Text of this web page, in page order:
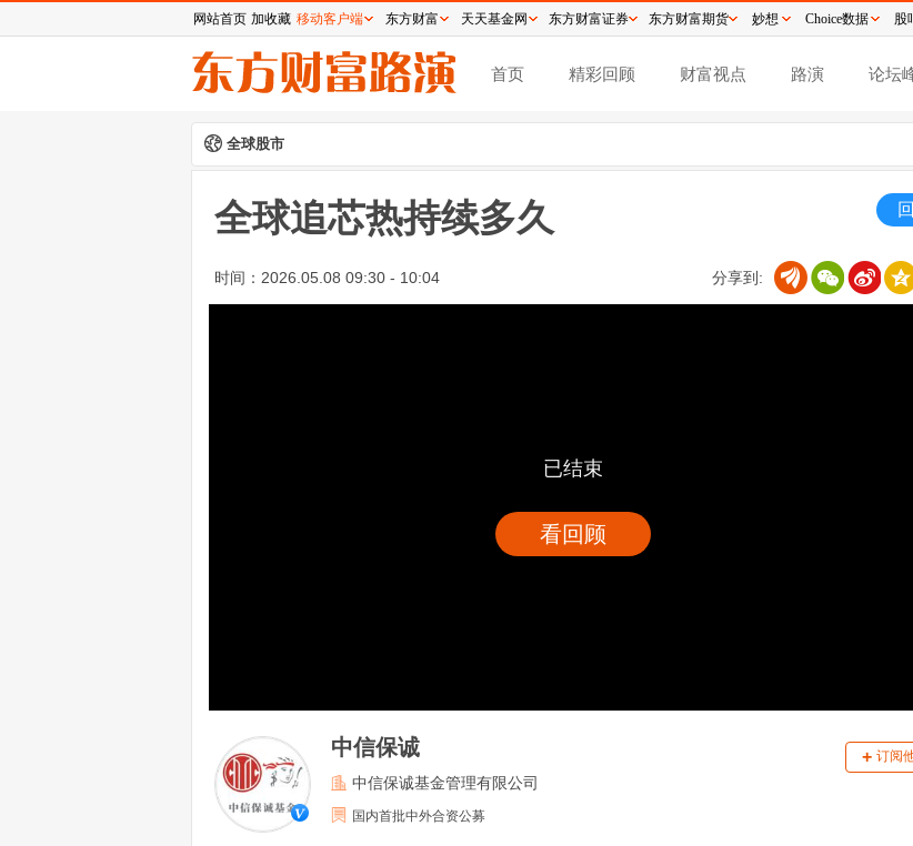
首页 精彩回顾 财富视点 路演 论坛
全球股市
全球追芯热持续多久
时间： 2026.05.08 09:30 - 10:04 分享到:
已结束
看回顾
中信保诚
中信保诚基金管理有限公司
国内首批中外合资公募
+ 订阅
网站首页 加收藏 移动客户端 东方财富 天天基金网 东方财富证券 东方财富期货 妙想 Choice数据 股